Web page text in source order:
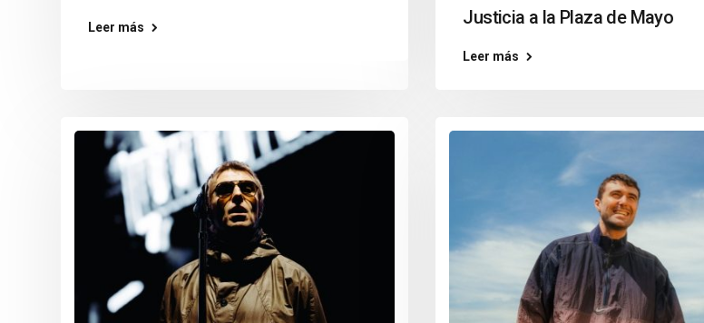
Leer más
Justicia a la Plaza de Mayo
Leer más